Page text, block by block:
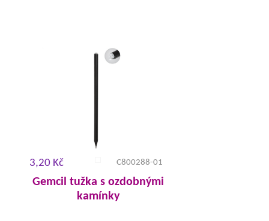
3,20 Kč C800288-01
Gemcil tužka s ozdobnými
kamínky